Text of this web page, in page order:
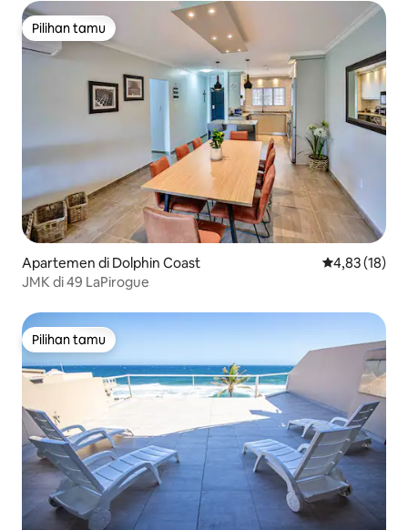
Pilihan tamu
Pilihan tamu
Apartemen di Dolphin Coast Nilai rata-rata
4,83 (18)
JMK di 49 LaPirogue
Pilihan tamu
Pilihan tamu